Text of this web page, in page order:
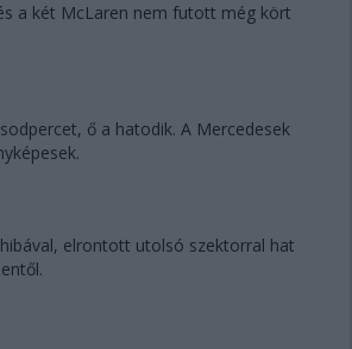
a két McLaren nem futott még kört
ő a hatodik. A Mercedesek
elrontott utolsó szektorral hat